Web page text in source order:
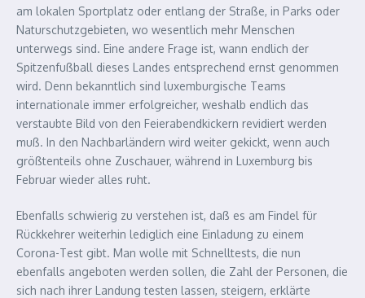
am lokalen Sportplatz oder entlang der Straße, in Parks oder
Naturschutzgebieten, wo wesentlich mehr Menschen
unterwegs sind. Eine andere Frage ist, wann endlich der
Spitzenfußball dieses Landes entsprechend ernst genommen
wird. Denn bekanntlich sind luxemburgische Teams
internationale immer erfolgreicher, weshalb endlich das
verstaubte Bild von den Feierabendkickern revidiert werden
muß. In den Nachbarländern wird weiter gekickt, wenn auch
größtenteils ohne Zuschauer, während in Luxemburg bis
Februar wieder alles ruht.
Ebenfalls schwierig zu verstehen ist, daß es am Findel für
Rückkehrer weiterhin lediglich eine Einladung zu einem
Corona-Test gibt. Man wolle mit Schnelltests, die nun
ebenfalls angeboten werden sollen, die Zahl der Personen, die
sich nach ihrer Landung testen lassen, steigern, erklärte